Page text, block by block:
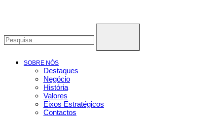
SOBRE NÓS
Destaques
Negócio
História
Valores
Eixos Estratégicos
Contactos